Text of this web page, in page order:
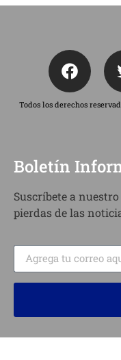
Todos los derechos
Boletín
Suscríbete a
pierdas de las